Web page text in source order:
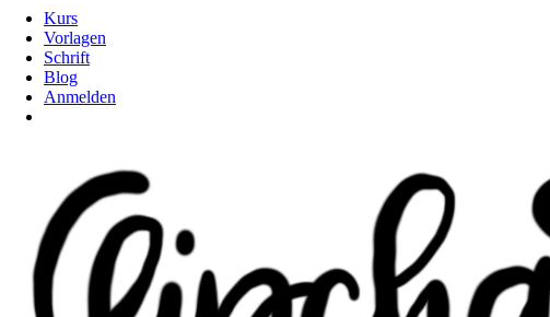
Kurs
Vorlagen
Schrift
Blog
Anmelden